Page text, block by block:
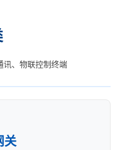
讯、物联控制终端
关